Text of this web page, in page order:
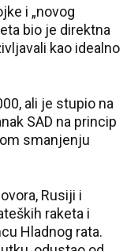
i „novog
bio je direktna
kao idealno
ali je stupio na
SAD na princip
smanjenju
Rusiji i
raketa i
Hladnog rata.